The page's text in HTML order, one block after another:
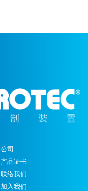
公司
产品证书
联络我们
加入我们